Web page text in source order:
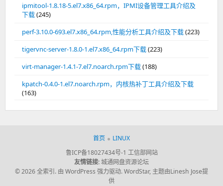
ipmitool-1.8.18-5.el7.x86_64.rpm，IPMI设备管理工具介绍及
下载(245)
perf-3.10.0-693.el7.x86_64.rpm,性能分析工具介绍及下载(223)
tigervnc-server-1.8.0-1.el7.x86_64.rpm下载(223)
virt-manager-1.4.1-7.el7.noarch.rpm下载(188)
kpatch-0.4.0-1.el7.noarch.rpm，内核热补丁工具介绍及下载
(163)
首页
LINUX
鲁ICP备18027434号-1 工信部网站
友情链接:城通网盘资源论坛
© 2026 全索引. 由 WordPress 强力驱动.WordStar, 主题由Linesh Jose提
供